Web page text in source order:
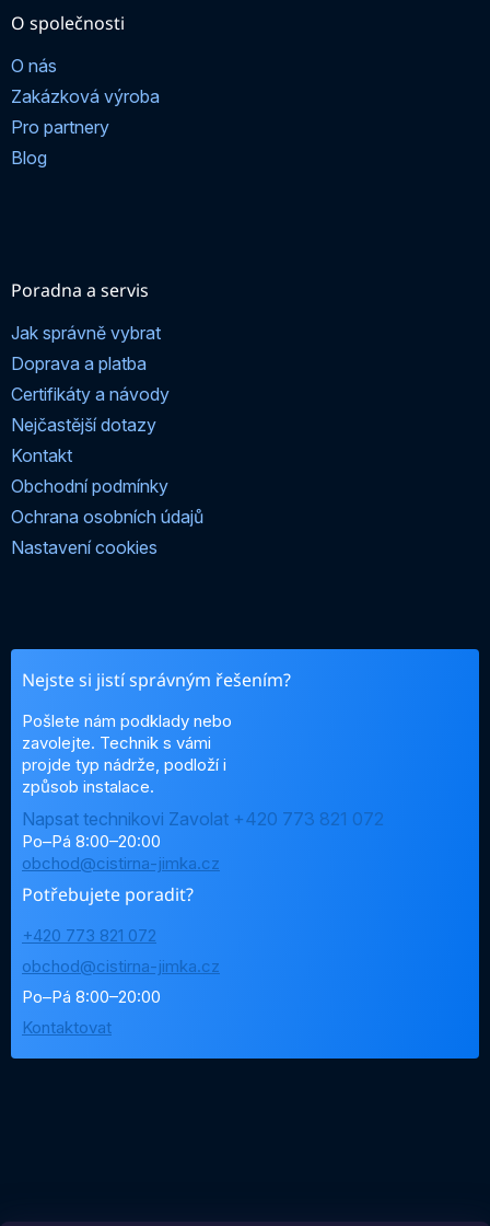
O společnosti
O nás
Zakázková výroba
Pro partnery
Blog
Poradna a servis
Jak správně vybrat
Doprava a platba
Certifikáty a návody
Nejčastější dotazy
Kontakt
Obchodní podmínky
Ochrana osobních údajů
Nastavení cookies
Nejste si jistí správným řešením?
Pošlete nám podklady nebo
zavolejte. Technik s vámi
projde typ nádrže, podloží i
způsob instalace.
Napsat technikovi Zavolat +420 773 821 072
Po–Pá 8:00–20:00
obchod@cistirna-jimka.cz
Potřebujete poradit?
+420 773 821 072
obchod@cistirna-jimka.cz
Po–Pá 8:00–20:00
Kontaktovat